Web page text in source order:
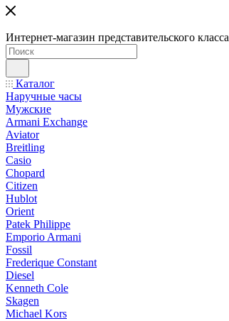
Интернет-магазин представительского класса
Каталог
Наручные часы
Мужские
Armani Exchange
Aviator
Breitling
Casio
Chopard
Citizen
Hublot
Orient
Patek Philippe
Emporio Armani
Fossil
Frederique Constant
Diesel
Kenneth Cole
Skagen
Michael Kors